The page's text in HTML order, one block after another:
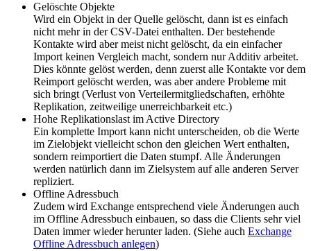
Gelöschte Objekte
Wird ein Objekt in der Quelle gelöscht, dann ist es einfach
nicht mehr in der CSV-Datei enthalten. Der bestehende
Kontakte wird aber meist nicht gelöscht, da ein einfacher
Import keinen Vergleich macht, sondern nur Additiv arbeitet.
Dies könnte gelöst werden, denn zuerst alle Kontakte vor dem
Reimport gelöscht werden, was aber andere Probleme mit
sich bringt (Verlust von Verteilermitgliedschaften, erhöhte
Replikation, zeitweilige unerreichbarkeit etc.)
Hohe Replikationslast im Active Directory
Ein komplette Import kann nicht unterscheiden, ob die Werte
im Zielobjekt vielleicht schon den gleichen Wert enthalten,
sondern reimportiert die Daten stumpf. Alle Änderungen
werden natürlich dann im Zielsystem auf alle anderen Server
repliziert.
Offline Adressbuch
Zudem wird Exchange entsprechend viele Änderungen auch
im Offline Adressbuch einbauen, so dass die Clients sehr viel
Daten immer wieder herunter laden. (Siehe auch Exchange
Offline Adressbuch anlegen)